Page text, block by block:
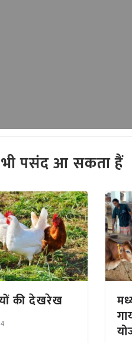
पसंद आ सकता हैं
की देखरेख